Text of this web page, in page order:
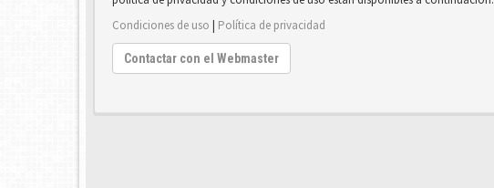
Condiciones de uso | Política de privacidad
Contactar con el Webmaster